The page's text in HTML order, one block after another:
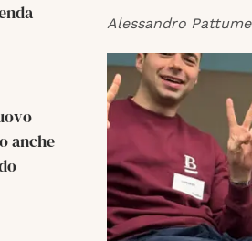
anche
Alessandro Pattume